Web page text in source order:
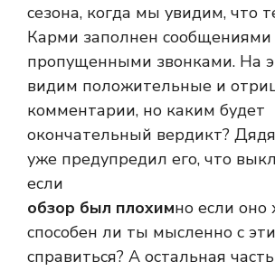
сезона, когда мы увидим, что
Карми заполнен сообщениями
пропущенными звонками. На
видим положительные и
комментарии, но каким будет
окончательный вердикт?
уже предупредил его, что
если
обзор был плохимно если оно
способен ли ты мысленно с
справиться? А остальная